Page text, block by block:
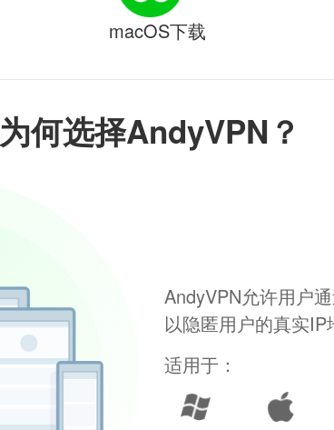
为何选择AndyVPN？
AndyVPN允许用户
以隐匿用户的真实IP
适用于：
macOS下载